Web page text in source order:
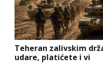
Teheran zalivskim
udare, platićete i vi